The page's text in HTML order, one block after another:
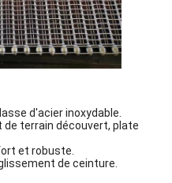
d'acier inoxydable.
de terrain découvert, plate
et robuste.
de ceinture.